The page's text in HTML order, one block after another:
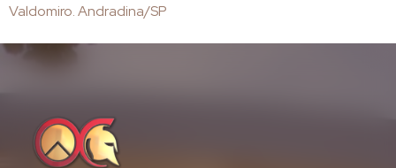
Valdomiro. Andradina/SP